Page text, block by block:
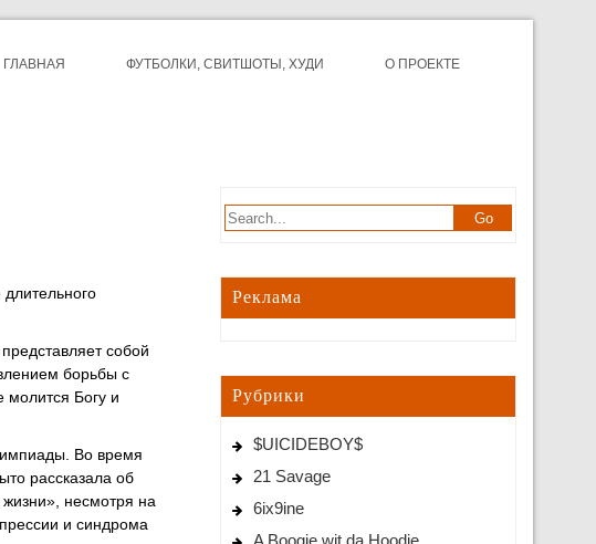
ГЛАВНАЯ ФУТБОЛКИ, СВИТШОТЫ, ХУДИ О ПРОЕКТЕ
собой
борьбы с
Богу и
Во время
рассказала об
несмотря на
и синдрома
Реклама
Рубрики
$UICIDEBOY$
21 Savage
6ix9ine
A Boogie wit da Hoodie